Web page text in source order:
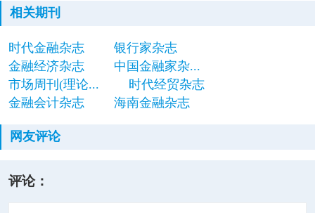
相关期刊
时代金融杂志
银行家杂志
金融经济杂志
中国金融家杂...
市场周刊(理论...
时代经贸杂志
金融会计杂志
海南金融杂志
网友评论
评论：